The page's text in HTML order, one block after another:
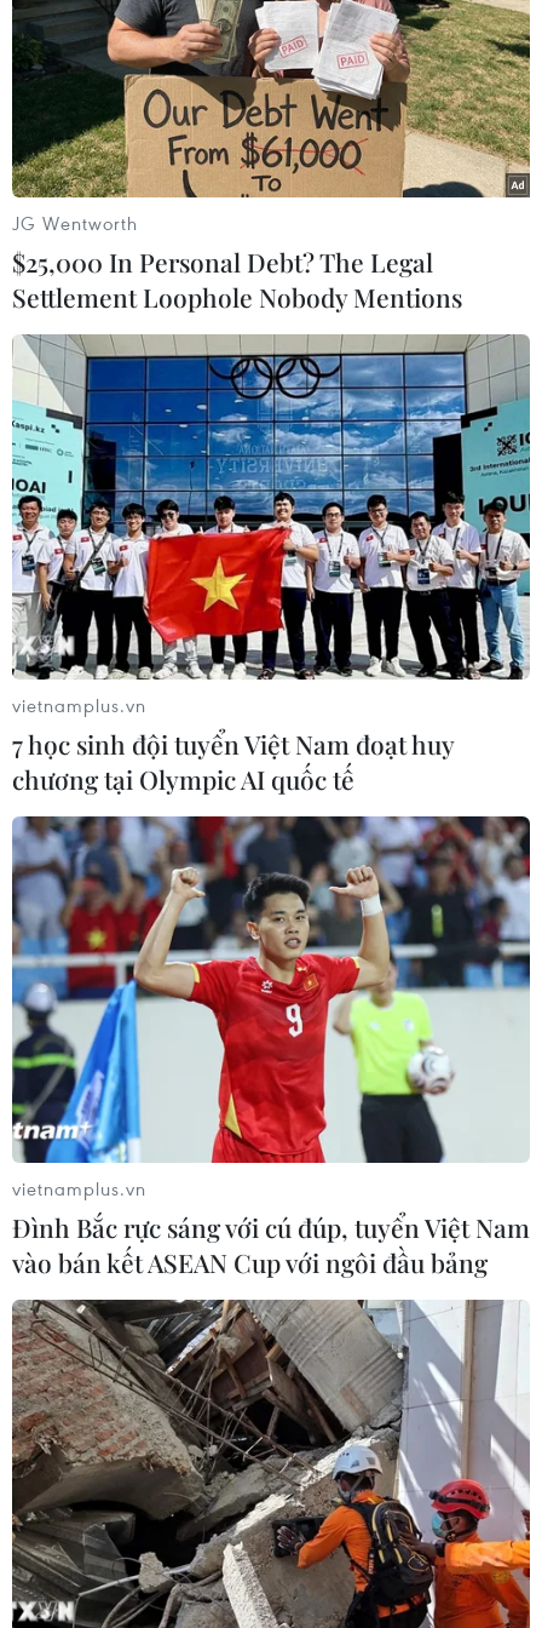
lượng dầu như dự đoán trước đó của thị trường
và hy vọng OPEC+ sẽ tiếp tục các cuộc đàm phán
để ổn định thị trường dầu mỏ./.
(TTXVN/Vietnam+)
#COVID-19 #OPEC+
#thỏa thuận cắt giảm sản lượng
#giá dầu
Theo dõi VietnamPlus
TIN LIÊN QUAN
Sau COVID-19, ngành công nghiệp dầu
mỏ không thể bình thường trở lại
13/04/2020 07:13
Các chính trị gia đã hứa hẹn về một “sự trở lại bình
thường” của thị trường dầu mỏ sau đại dịch COVID-19,
tuy nhiên, nhiều khả năng “sự bình thường” này sẽ chỉ
là một ảo ảnh.
JG Wentworth
$25,000 In Personal Debt? The Legal
Settlement Loophole Nobody Mentions
vietnamplus.vn
7 học sinh đội tuyển Việt Nam đoạt huy
chương tại Olympic AI quốc tế
vietnamplus.vn
Đình Bắc rực sáng với cú đúp, tuyển Việt Nam
vào bán kết ASEAN Cup với ngôi đầu bảng